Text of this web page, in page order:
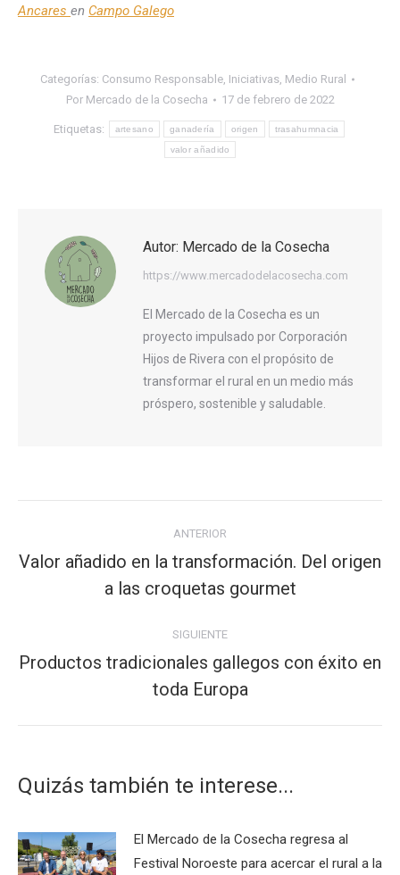
Ancares en Campo Galego
Categorías: Consumo Responsable, Iniciativas, Medio Rural
Por Mercado de la Cosecha 17 de febrero de 2022
Etiquetas: artesano ganadería origen trasahumnacia
valor añadido
Autor: Mercado de la Cosecha
https://www.mercadodelacosecha.com
El Mercado de la Cosecha es un
proyecto impulsado por Corporación
Hijos de Rivera con el propósito de
transformar el rural en un medio más
próspero, sostenible y saludable.
publicaciones
ANTERIOR
Publicación
anterior:
Valor añadido en la transformación. Del origen
a las croquetas gourmet
SIGUIENTE
Publicación
siguiente:
Productos tradicionales gallegos con éxito en
toda Europa
Quizás también te interese...
El Mercado de la Cosecha regresa al
Festival Noroeste para acercar el rural a la